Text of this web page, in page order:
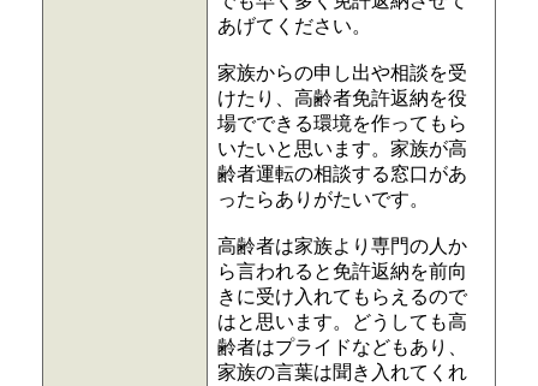
あげてください。
家族からの申し出や相談を受
けたり、高齢者免許返納を役
場でできる環境を作ってもら
いたいと思います。家族が高
齢者運転の相談する窓口があ
ったらありがたいです。
高齢者は家族より専門の人か
ら言われると免許返納を前向
きに受け入れてもらえるので
はと思います。どうしても高
齢者はプライドなどもあり、
家族の言葉は聞き入れてくれ